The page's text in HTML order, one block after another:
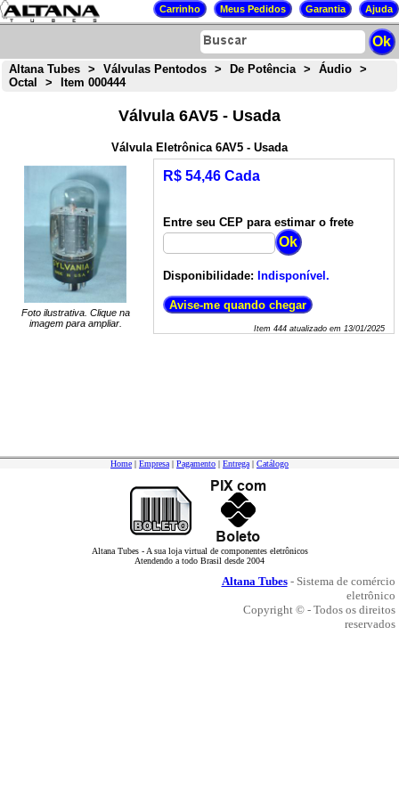
Altana Tubes > Válvulas Pentodos > De Potência > Áudio
>
Octal
> Item 000444
Válvula 6AV5 - Usada
Válvula Eletrônica 6AV5 - Usada
Foto ilustrativa. Clique na
imagem para ampliar.
R$ 54,46 Cada
Entre seu CEP para estimar o frete
Disponibilidade: Indisponível.
Item 444atualizado em 13/01/2025
Home | Empresa | Pagamento | Entrega | Catálogo
Altana Tubes - A sua loja virtual de componentes eletrônicos
Atendendo a todo Brasil desde 2004
Altana Tubes- Sistema de comércio
eletrônico
Copyright © - Todos os direitos
reservados